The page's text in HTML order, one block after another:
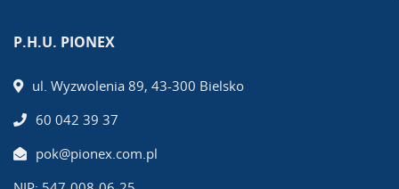
P.H.U. PIONEX
ul. Wyzwolenia 89, 43-300 Bielsko
60 042 39 37
pok@pionex.com.pl